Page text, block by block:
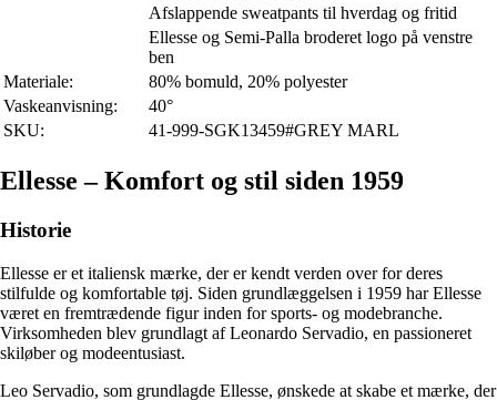
Afslappende sweatpants til hverdag og fritid
Ellesse og Semi-Palla broderet logo på venstre
ben
Materiale:
80% bomuld, 20% polyester
Vaskeanvisning:
40°
SKU:
41-999-SGK13459#GREY MARL
Ellesse – Komfort og stil siden 1959
Historie
Ellesse er et italiensk mærke, der er kendt verden over for deres
stilfulde og komfortable tøj. Siden grundlæggelsen i 1959 har Ellesse
været en fremtrædende figur inden for sports- og modebranche.
Virksomheden blev grundlagt af Leonardo Servadio, en passioneret
skiløber og modeentusiast.
Leo Servadio, som grundlagde Ellesse, ønskede at skabe et mærke, der